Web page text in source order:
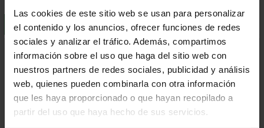
Las cookies de este sitio web se usan para personalizar
el contenido y los anuncios, ofrecer funciones de redes
sociales y analizar el tráfico. Además, compartimos
información sobre el uso que haga del sitio web con
nuestros partners de redes sociales, publicidad y análisis
web, quienes pueden combinarla con otra información
que les haya proporcionado o que hayan recopilado a
partir del uso que haya hecho de sus servicios.
BESCHREIBUNG LIEFER- UND VERSANDKOSTEN
5-Kanal Kabelbrücke
Die 5-Kanal Kabelbrücke bietet eine starke und flexible
Lösung, um Kabel vor Fahrzeugen und Fußgängern zu
schützen. Sie sorgt nicht nur dafür, dass Kabel sicher verstaut
sind, sondern verlangsamt auch den Verkehrsfluss.